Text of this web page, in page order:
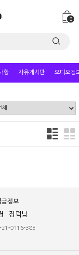
0
항 자유게시판 오디오정
금정보
: 장덕남
21-0116-383